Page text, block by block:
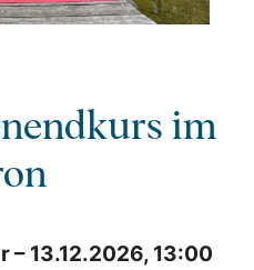
im
– 13.12.2026, 13:00